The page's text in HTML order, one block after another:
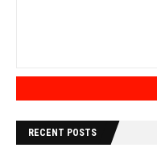
RECENT POSTS